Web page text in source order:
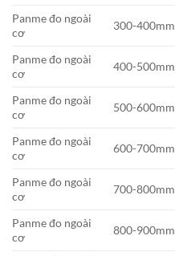
Panme đo ngoài
cơ
300-400mm
Panme đo ngoài
cơ
400-500mm
Panme đo ngoài
cơ
500-600mm
Panme đo ngoài
cơ
600-700mm
Panme đo ngoài
cơ
700-800mm
Panme đo ngoài
cơ
800-900mm